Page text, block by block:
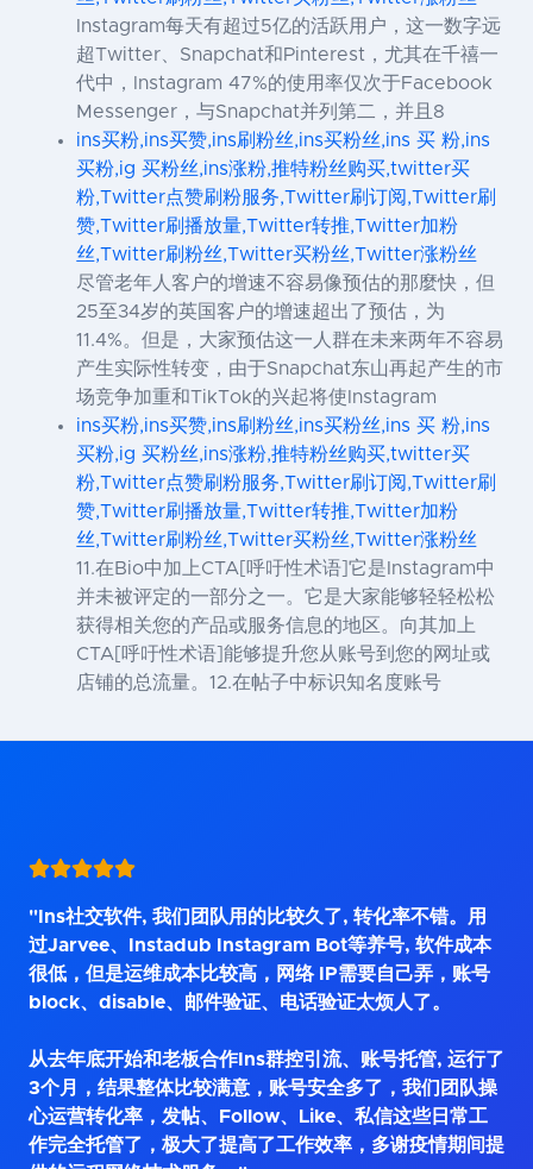
Instagram每天有超过5亿的活跃用户，这一数字远
超Twitter、Snapchat和Pinterest，尤其在千禧一
代中，Instagram 47%的使用率仅次于Facebook
Messenger，与Snapchat并列第二，并且8
ins买粉,ins买赞,ins刷粉丝,ins买粉丝,ins 买 粉,ins
买粉,ig 买粉丝,ins涨粉,推特粉丝购买,twitter买
粉,Twitter点赞刷粉服务,Twitter刷订阅,Twitter刷
赞,Twitter刷播放量,Twitter转推,Twitter加粉
丝,Twitter刷粉丝,Twitter买粉丝,Twitter涨粉丝
尽管老年人客户的增速不容易像预估的那麼快，但
25至34岁的英国客户的增速超出了预估，为
11.4%。但是，大家预估这一人群在未来两年不容易
产生实际性转变，由于Snapchat东山再起产生的市
场竞争加重和TikTok的兴起将使Instagram
ins买粉,ins买赞,ins刷粉丝,ins买粉丝,ins 买 粉,ins
买粉,ig 买粉丝,ins涨粉,推特粉丝购买,twitter买
粉,Twitter点赞刷粉服务,Twitter刷订阅,Twitter刷
赞,Twitter刷播放量,Twitter转推,Twitter加粉
丝,Twitter刷粉丝,Twitter买粉丝,Twitter涨粉丝
11.在Bio中加上CTA[呼吁性术语]它是Instagram中
并未被评定的一部分之一。它是大家能够轻轻松松
获得相关您的产品或服务信息的地区。向其加上
CTA[呼吁性术语]能够提升您从账号到您的网址或
店铺的总流量。12.在帖子中标识知名度账号
"Ins社交软件, 我们团队用的比较久了, 转化率不错。用
过Jarvee、Instadub Instagram Bot等养号, 软件成本
很低，但是运维成本比较高，网络 IP需要自己弄，账号
block、disable、邮件验证、电话验证太烦人了。
从去年底开始和老板合作Ins群控引流、账号托管, 运行了
3个月，结果整体比较满意，账号安全多了，我们团队操
心运营转化率，发帖、Follow、Like、私信这些日常工
作完全托管了，极大了提高了工作效率，多谢疫情期间提